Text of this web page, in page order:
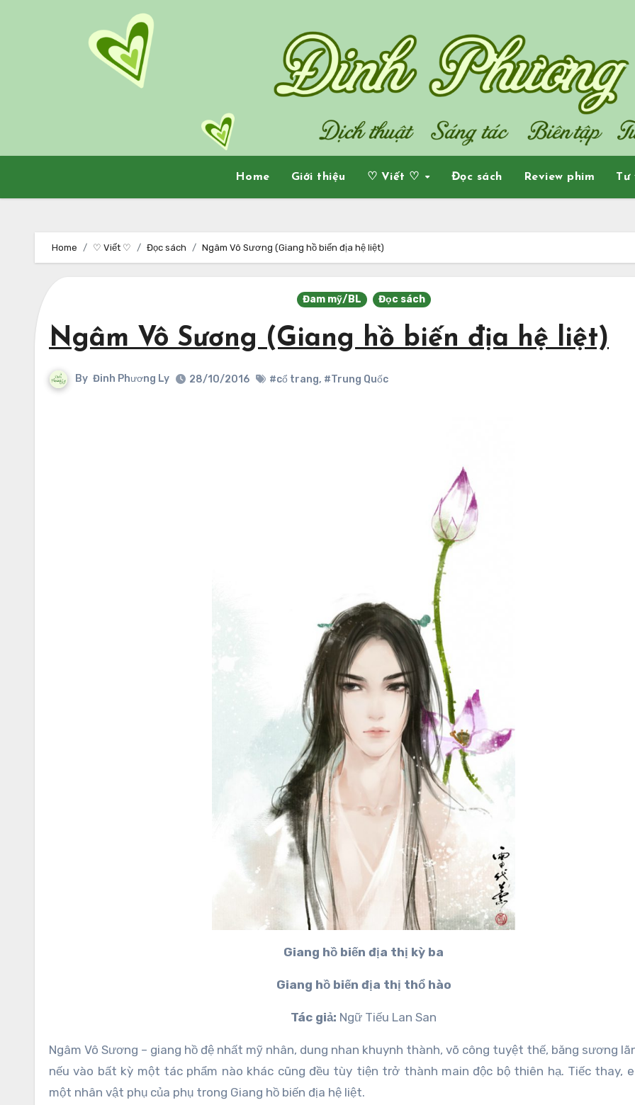
Home Giới thiệu ♡ Viết ♡ Đọc sách Review phim Tư
Home ♡ Viết ♡ Đọc sách Ngâm Vô Sương (Giang hồ biến địa hệ liệt)
Đam mỹ/BL Đọc sách
Ngâm Vô Sương (Giang hồ biến địa hệ liệt)
By Đinh Phương Ly 28/10/2016 #cổ trang, #Trung Quốc
Giang hồ biến địa thị kỳ ba
Giang hồ biến địa thị thổ hào
Tác giả: Ngữ Tiếu Lan San
Ngâm Vô Sương – giang hồ đệ nhất mỹ nhân, dung nhan khuynh thành, võ công tuyệt thế, băng sương
nếu vào bất kỳ một tác phẩm nào khác cũng đều tùy tiện trở thành main độc bộ thiên hạ. Tiếc thay,
một nhân vật phụ của phụ trong Giang hồ biến địa hệ liệt.